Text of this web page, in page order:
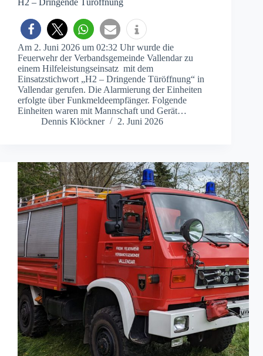
Am 2. Juni 2026 um 02:32 Uhr wurde die
Feuerwehr der Verbandsgemeinde Vallendar zu
einem Hilfeleistungseinsatz mit dem
Einsatzstichwort „H2 – Dringende Türöffnung“ in
Vallendar gerufen. Die Alarmierung der Einheiten
erfolgte über Funkmeldeempfänger. Folgende
Einheiten waren mit Mannschaft und Gerät…
Dennis Klöckner
2. Juni 2026